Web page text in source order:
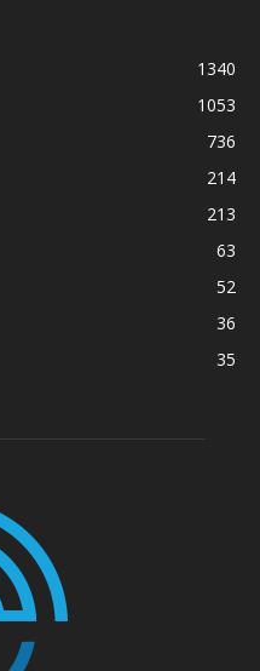
1340
1053
736
214
213
63
52
36
35